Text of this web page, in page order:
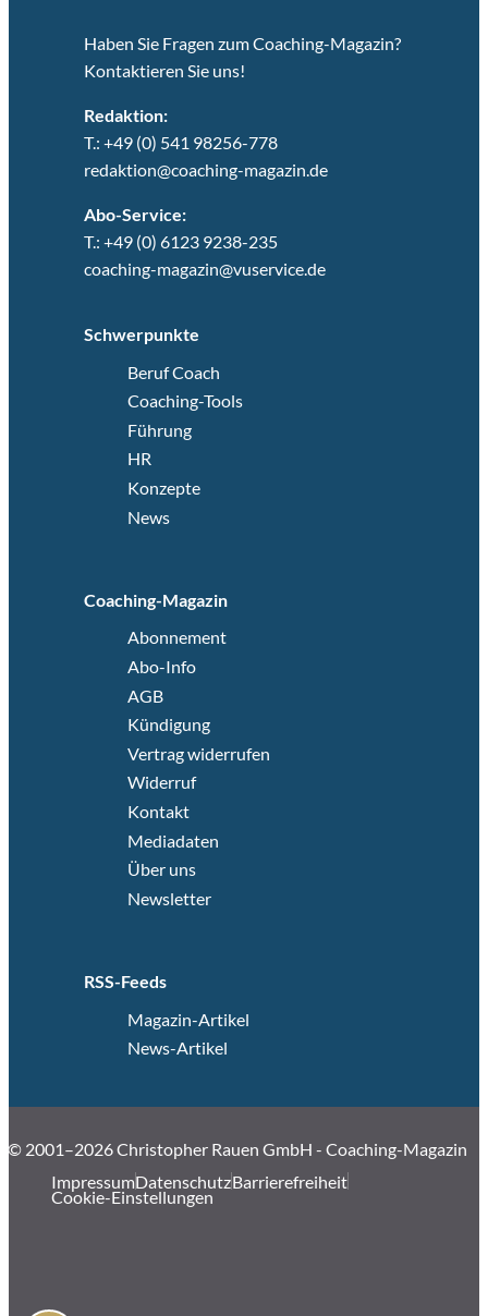
Haben Sie Fragen zum Coaching-Magazin?
Kontaktieren Sie uns!
Redaktion:
T.: +49 (0) 541 98256-778
redaktion@coaching-magazin.de
Abo-Service:
T.: +49 (0) 6123 9238-235
coaching-magazin@vuservice.de
Schwerpunkte
Beruf Coach
Coaching-Tools
Führung
HR
Konzepte
News
Coaching-Magazin
Abonnement
Abo-Info
AGB
Kündigung
Vertrag widerrufen
Widerruf
Kontakt
Mediadaten
Über uns
Newsletter
RSS-Feeds
Magazin-Artikel
News-Artikel
© 2001–2026 Christopher Rauen GmbH - Coaching-Magazin
ImpressumDatenschutzBarrierefreiheit
Cookie-Einstellungen